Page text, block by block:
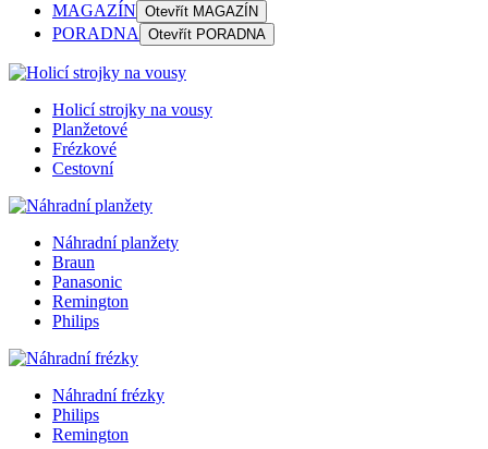
MAGAZÍN Otevřít MAGAZÍN
PORADNA Otevřít PORADNA
Holicí strojky na vousy
Planžetové
Frézkové
Cestovní
Náhradní planžety
Braun
Panasonic
Remington
Philips
Náhradní frézky
Philips
Remington